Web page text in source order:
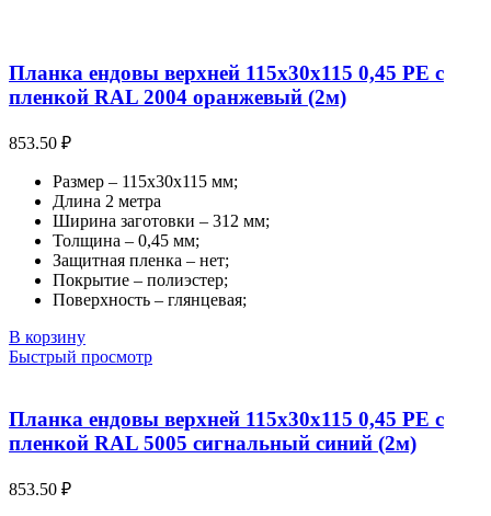
Планка ендовы верхней 115х30х115 0,45 PE с
пленкой RAL 2004 оранжевый (2м)
853.50 ₽
Размер – 115х30х115 мм;
Длина 2 метра
Ширина заготовки – 312 мм;
Толщина – 0,45 мм;
Защитная пленка – нет;
Покрытие – полиэстер;
Поверхность – глянцевая;
В корзину
Быстрый просмотр
Планка ендовы верхней 115х30х115 0,45 PE с
пленкой RAL 5005 сигнальный синий (2м)
853.50 ₽